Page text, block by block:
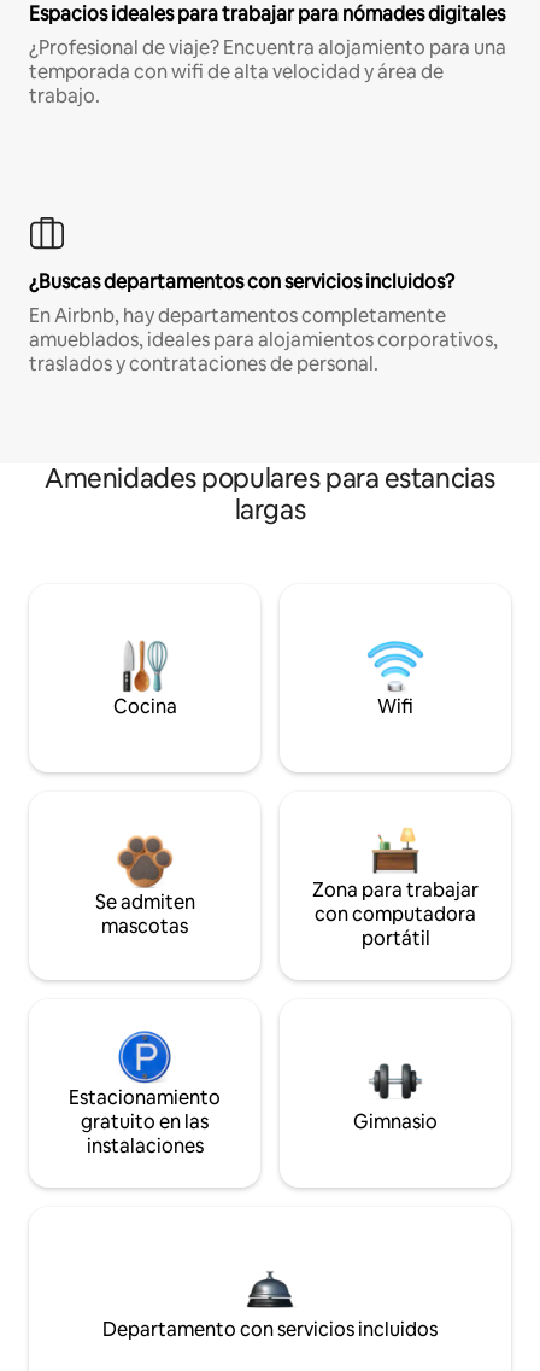
Espacios ideales para trabajar para nómades digitales
¿Profesional de viaje? Encuentra alojamiento para una
temporada con wifi de alta velocidad y área de
trabajo.
¿Buscas departamentos con servicios incluidos?
En Airbnb, hay departamentos completamente
amueblados, ideales para alojamientos corporativos,
traslados y contrataciones de personal.
Amenidades populares para estancias
largas
Cocina Wifi
Se admiten
mascotas
Zona para trabajar
con computadora
portátil
Estacionamiento
gratuito en las
instalaciones
Gimnasio
Departamento con servicios incluidos